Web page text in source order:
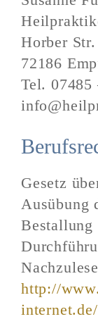
Horber
72186
Tel. 07485
Gesetz
Ausübung
Bestallung
http://